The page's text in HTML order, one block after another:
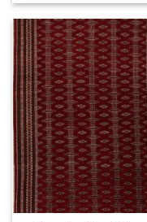
4200,00€.